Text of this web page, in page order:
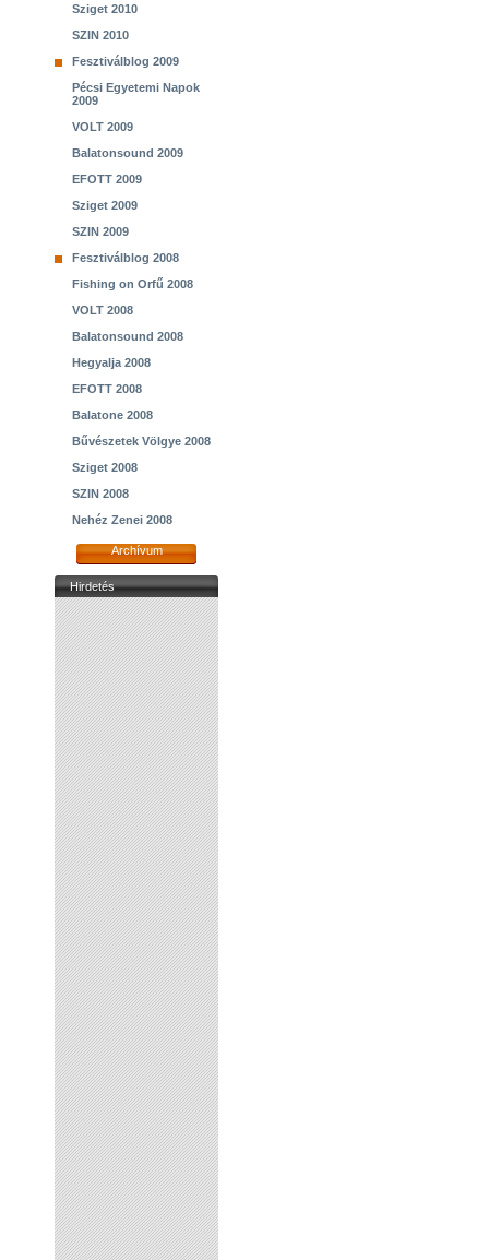
Sziget 2010
SZIN 2010
Fesztiválblog 2009
Pécsi Egyetemi Napok
2009
VOLT 2009
Balatonsound 2009
EFOTT 2009
Sziget 2009
SZIN 2009
Fesztiválblog 2008
Fishing on Orfű 2008
VOLT 2008
Balatonsound 2008
Hegyalja 2008
EFOTT 2008
Balatone 2008
Bűvészetek Völgye 2008
Sziget 2008
SZIN 2008
Nehéz Zenei 2008
Archívum
Hirdetés